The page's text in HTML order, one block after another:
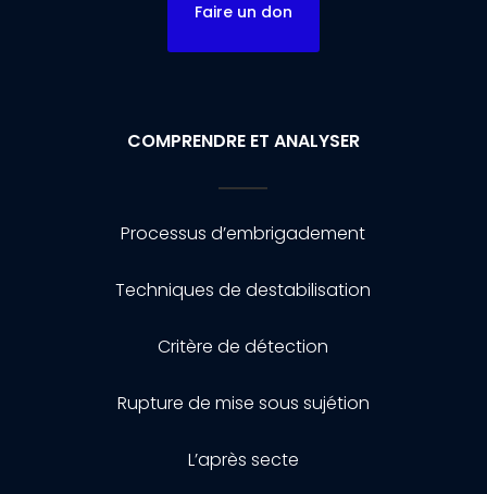
Faire un don
COMPRENDRE ET ANALYSER
Processus d’embrigadement
Techniques de destabilisation
Critère de détection
Rupture de mise sous sujétion
L’après secte